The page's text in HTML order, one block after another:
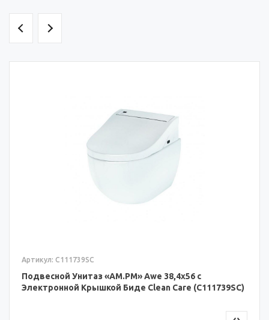
Артикул: C111739SC
Подвесной Унитаз «AM.PM» Awe 38,4x56 с
Электронной Крышкой Биде Clean Care (C111739SC)